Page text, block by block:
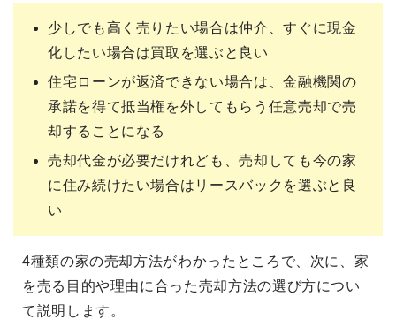
少しでも高く売りたい場合は仲介、すぐに現金
化したい場合は買取を選ぶと良い
住宅ローンが返済できない場合は、金融機関の
承諾を得て抵当権を外してもらう任意売却で売
却することになる
売却代金が必要だけれども、売却しても今の家
に住み続けたい場合はリースバックを選ぶと良
い
4種類の家の売却方法がわかったところで、次に、家
を売る目的や理由に合った売却方法の選び方につい
て説明します。